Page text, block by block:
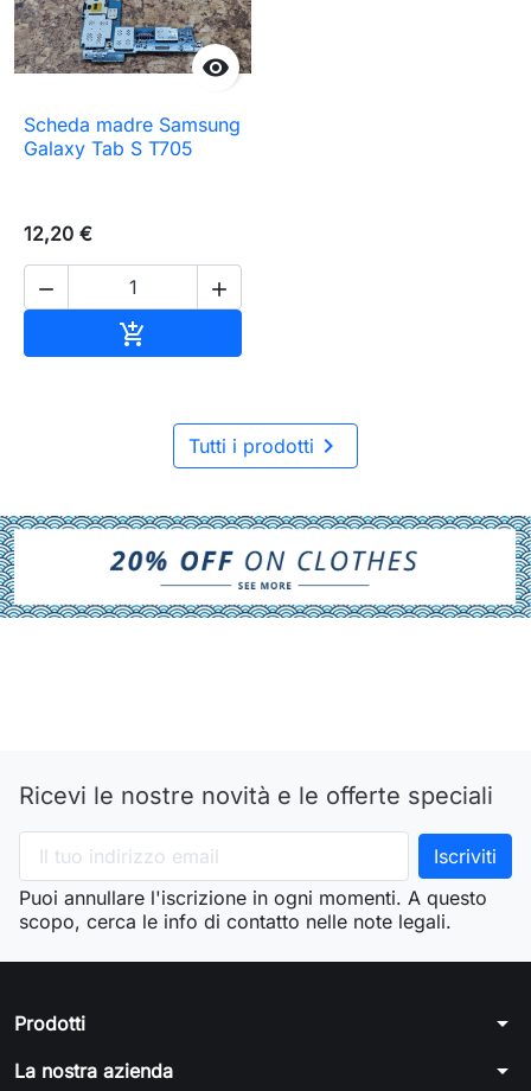

Scheda madre Samsung
Galaxy Tab S T705
12,20 €
 

Tutti i prodotti 
Ricevi le nostre novità e le offerte speciali
Puoi annullare l'iscrizione in ogni momenti. A questo
scopo, cerca le info di contatto nelle note legali.
Prodotti arrow_drop_down
La nostra azienda arrow_drop_down